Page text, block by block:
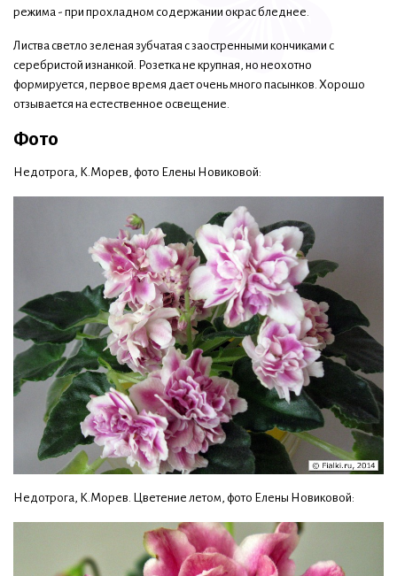
режима - при прохладном содержании окрас бледнее.
Листва светло зеленая зубчатая с заостренными кончиками с
серебристой изнанкой. Розетка не крупная, но неохотно
формируется, первое время дает очень много пасынков. Хорошо
отзывается на естественное освещение.
Фото
Недотрога, К.Морев, фото Елены Новиковой:
Недотрога, К.Морев. Цветение летом, фото Елены Новиковой: